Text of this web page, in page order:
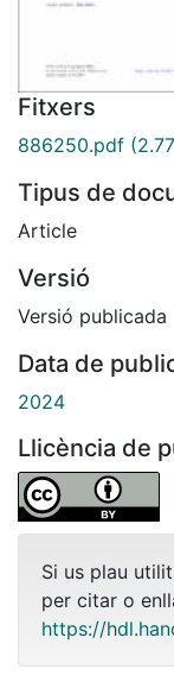
Fitxers
886250.pdf
Tipus de
Article
Versió
Versió publicada
Data de
2024
Llicència de
Si us plau
per citar o
https://